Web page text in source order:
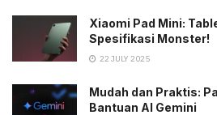
Xiaomi Pad Mini:
Spesifikasi Monster!
22 JULY 2025
Mudah dan Praktis:
Bantuan AI Gemini